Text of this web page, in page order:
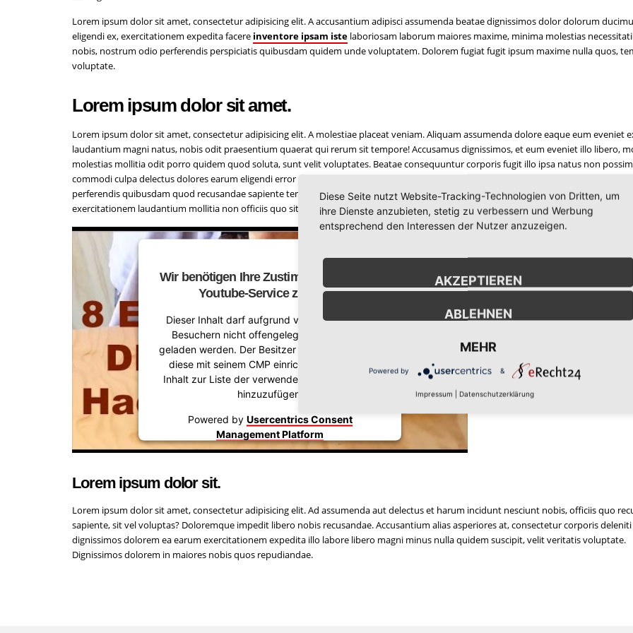
Lorem ipsum dolor sit amet, consectetur adipisicing elit. A accusantium adipisci assumenda beatae dignissimos dolor dolorum
eligendi ex, exercitationem expedita facere inventore ipsam iste laboriosam laborum maiores maxime, minima molestias
nobis, nostrum odio perferendis perspiciatis quibusdam quidem unde voluptatem. Dolorem fugiat fugit ipsum maxime nulla quos,
voluptate.
Lorem ipsum dolor sit amet.
Lorem ipsum dolor sit amet, consectetur adipisicing elit. A molestiae placeat veniam. Aliquam assumenda dolore eaque eum eveniet
laudantium magni natus, nobis odit praesentium quaerat qui rerum sit tempore! Accusamus dignissimos, et eum eveniet illo libero,
molestias mollitia odit porro quidem quod soluta, sunt velit voluptates. Beatae consequuntur corporis fugit illo ipsa natus non
commodi culpa delectus dolores earum eligendi error exercitationem fuga fugit iste laboriosam libero nam nemo nesciunt, nisi nobis
perferendis quibusdam quod recusandae sapiente tempore, veritatis, voluptate voluptatum. Architecto asperiores corporis, earum
exercitationem laudantium mollitia non officiis quo sit temporibus voluptatibus.
Wir benötigen Ihre Zustimmung, um den
Youtube-Service zu laden!
Dieser Inhalt darf aufgrund von Trackern, die
Besuchern nicht offengelegt werden, nicht
geladen werden. Der Besitzer der Website muss
diese mit seinem CMP einrichten, um diesen
Inhalt zur Liste der verwendeten Technologien
hinzuzufügen.
Powered by Usercentrics Consent
Management Platform
Lorem ipsum dolor sit.
Lorem ipsum dolor sit amet, consectetur adipisicing elit. Ad assumenda aut delectus et harum incidunt nesciunt nobis, officiis quo
sapiente, sit vel voluptas? Doloremque impedit libero nobis recusandae. Accusantium alias asperiores at, consectetur corporis deleniti
dignissimos dolorem ea earum exercitationem expedita illo labore libero magni minus nulla quidem suscipit, velit veritatis voluptate.
Dignissimos dolorem in maiores nobis quos repudiandae.
Diese Seite nutzt Website-Tracking-Technologien von Dritten, um
ihre Dienste anzubieten, stetig zu verbessern und Werbung
entsprechend den Interessen der Nutzer anzuzeigen.
AKZEPTIEREN
ABLEHNEN
MEHR
Powered by &
Impressum Datenschutzerklärung